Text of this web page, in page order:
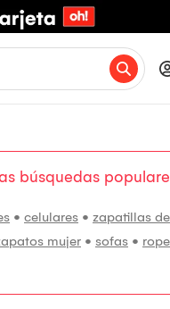
búsquedas
• celulares • zapatillas
mujer • sofas •